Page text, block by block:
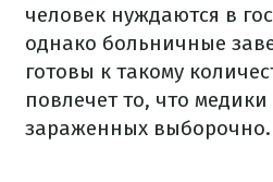
человек нуждаются в
однако больничные
готовы к такому
повлечет то, что медики
зараженных выборочно.